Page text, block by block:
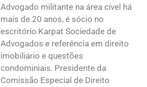
Advogado militante na área cível há
mais de 20 anos, é sócio no
escritório Karpat Sociedade de
Advogados e referência em direito
imobiliário e questões
condominiais. Presidente da
Comissão Especial de Direito